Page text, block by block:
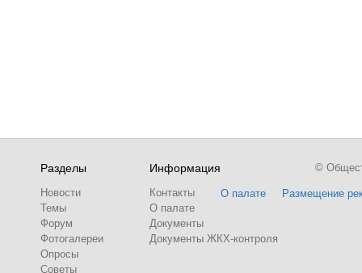
Разделы
Новости
Темы
Форум
Фотогалереи
Опросы
Советы
Информация
Контакты
О палате
Документы
Документы ЖКХ-контроля
О палате Размещение
©